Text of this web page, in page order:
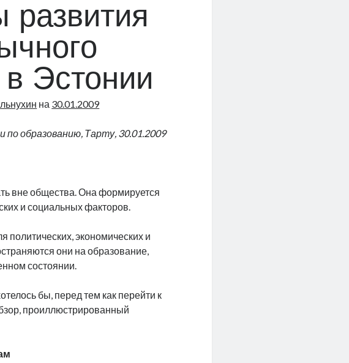
развития
Эстонии
на 30.01.2009
по образованию, Тарту, 30.01.2009
вне общества. Она формируется
и социальных факторов.
политических, экономических и
они на образование,
состоянии.
бы, перед тем как перейти к
проиллюстрированный